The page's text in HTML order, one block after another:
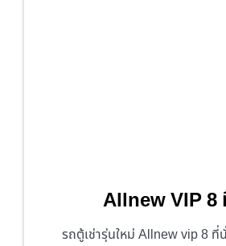
Allnew VIP 8
รถตู้เช่ารุ่นใหม่ Allnew vip 8 ที่